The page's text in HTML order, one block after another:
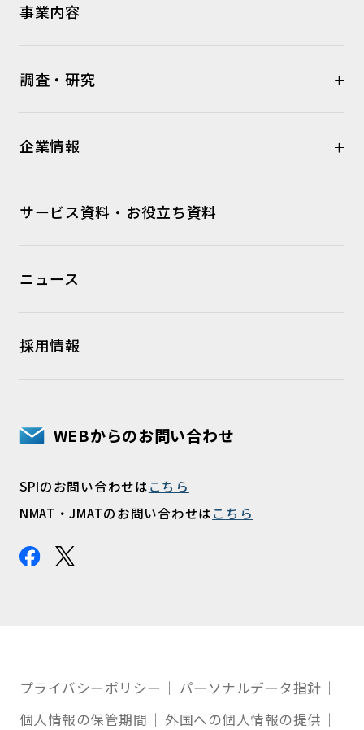
事業内容
調査・研究
企業情報
サービス資料・お役立ち資料
ニュース
採用情報
WEBからのお問い合わせ
SPIのお問い合わせはこちら
NMAT・JMATのお問い合わせはこちら
プライバシーポリシー
パーソナルデータ指針
個人情報の保管期間
外国への個人情報の提供